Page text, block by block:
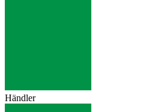
Händler